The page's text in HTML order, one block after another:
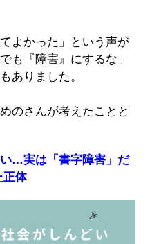
よかった」という声が
も『障害』にするな」
ありました。
のさんが考えたことと
い…実は「書字障害」だ
正体